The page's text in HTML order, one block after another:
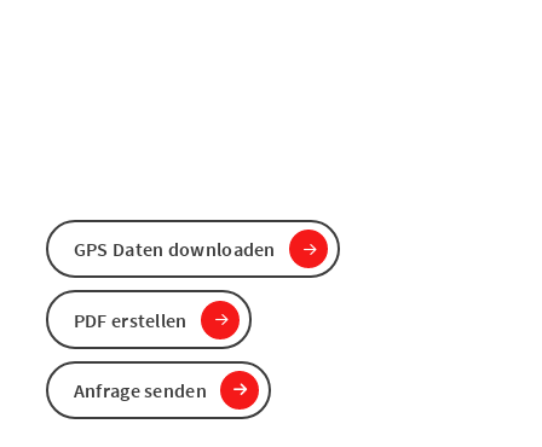
GPS Daten downloaden
PDF erstellen
Anfrage senden